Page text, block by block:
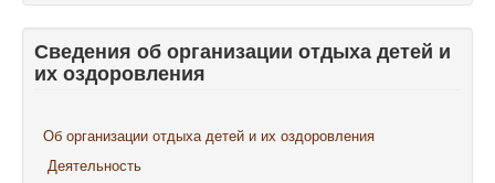
Сведения об организации отдыха детей и
их оздоровления
Об организации отдыха детей и их оздоровления
Деятельность